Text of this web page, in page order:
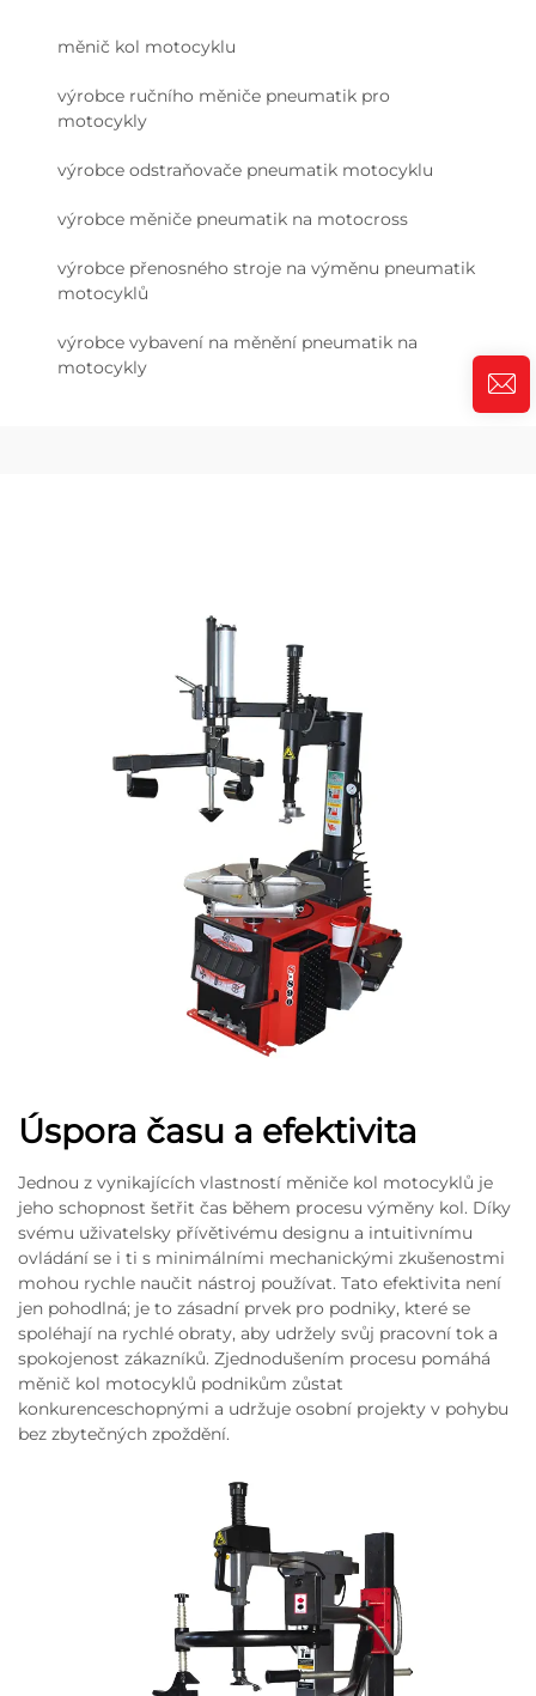
měnič kol motocyklu
výrobce ručního měniče pneumatik pro
motocykly
výrobce odstraňovače pneumatik motocyklu
výrobce měniče pneumatik na motocross
výrobce přenosného stroje na výměnu pneumatik
motocyklů
výrobce vybavení na měnění pneumatik na
motocykly
Úspora času a efektivita
Jednou z vynikajících vlastností měniče kol motocyklů je
jeho schopnost šetřit čas během procesu výměny kol. Díky
svému uživatelsky přívětivému designu a intuitivnímu
ovládání se i ti s minimálními mechanickými zkušenostmi
mohou rychle naučit nástroj používat. Tato efektivita není
jen pohodlná; je to zásadní prvek pro podniky, které se
spoléhají na rychlé obraty, aby udržely svůj pracovní tok a
spokojenost zákazníků. Zjednodušením procesu pomáhá
měnič kol motocyklů podnikům zůstat
konkurenceschopnými a udržuje osobní projekty v pohybu
bez zbytečných zpoždění.